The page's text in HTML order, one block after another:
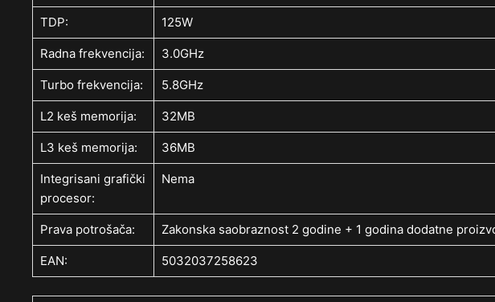
TDP: 125W
Radna frekvencija: 3.0GHz
Turbo frekvencija: 5.8GHz
L2 keš memorija: 32MB
L3 keš memorija: 36MB
Integrisani grafički
procesor:
Nema
Prava potrošača: Zakonska saobraznost 2 godine + 1 godina dodatne
EAN: 5032037258623